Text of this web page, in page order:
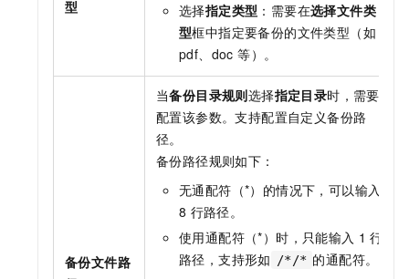
型
选择指定类型 ：需要在选择文件类
型框中指定要备份的文件类型（如
pdf、doc 等）。
备份文件路
当备份目录规则选择指定目录时，需要
配置该参数。支持配置自定义备份路
径。
备份路径规则如下：
无通配符（*）的情况下，可以输入
8 行路径。
使用通配符（*）时，只能输入 1 行
路径，支持形如
/*/* 的通配符。